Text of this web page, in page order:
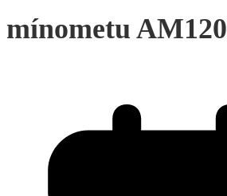
mínometu AM120